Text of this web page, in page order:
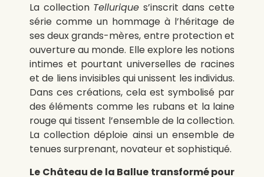
La collection Tellurique s’inscrit dans cette
série comme un hommage à l’héritage de
ses deux grands-mères, entre protection et
ouverture au monde. Elle explore les notions
intimes et pourtant universelles de racines
et de liens invisibles qui unissent les individus.
Dans ces créations, cela est symbolisé par
des éléments comme les rubans et la laine
rouge qui tissent l’ensemble de la collection.
La collection déploie ainsi un ensemble de
tenues surprenant, novateur et sophistiqué.
Le Château de la Ballue transformé pour